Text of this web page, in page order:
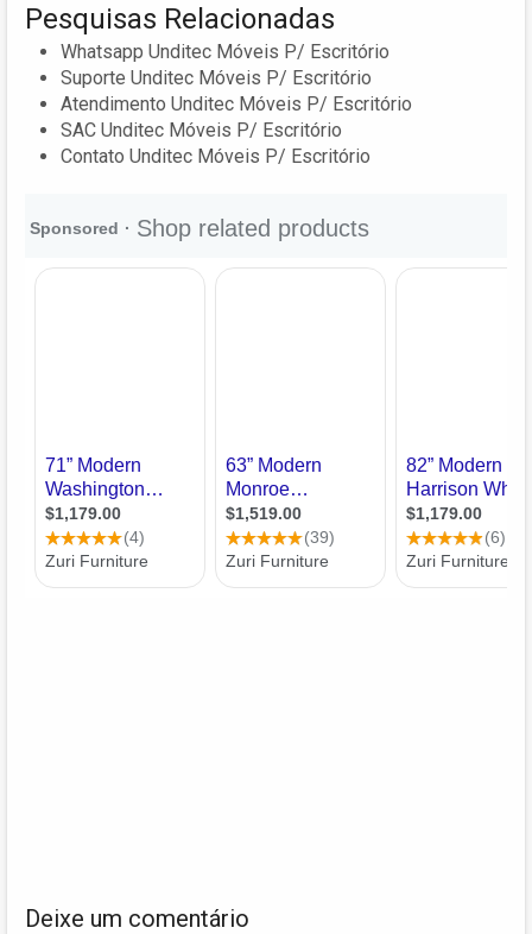
Pesquisas Relacionadas
Whatsapp Unditec Móveis P/ Escritório
Suporte Unditec Móveis P/ Escritório
Atendimento Unditec Móveis P/ Escritório
SAC Unditec Móveis P/ Escritório
Contato Unditec Móveis P/ Escritório
Deixe um comentário